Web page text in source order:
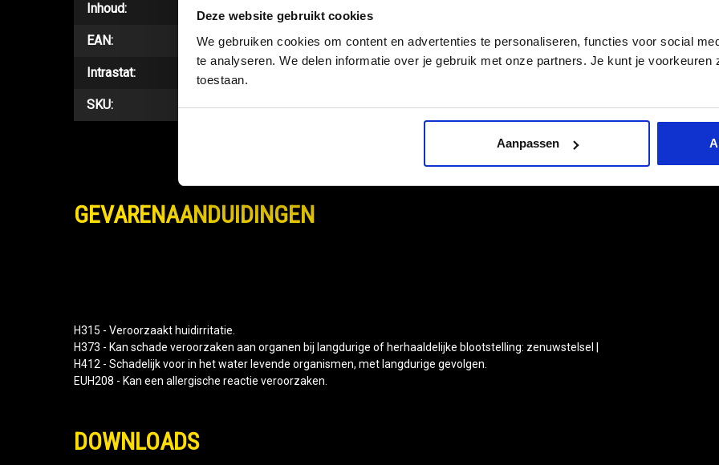
Deze website gebruikt cookies
We gebruiken cookies om content en advertenties te personaliseren, functies voor social
te analyseren. We delen informatie over je gebruik met onze partners. Je kunt je voorkeuren
toestaan.
Aanpassen
Inhoud:
EAN: 0070382800604
Intrastat: 34053000
SKU: 79.00.G17216
GEVARENAANDUIDINGEN
H315 - Veroorzaakt huidirritatie.
H373 - Kan schade veroorzaken aan organen bij langdurige of herhaaldelijke blootstelling: zenuwstelsel |
H412 - Schadelijk voor in het water levende organismen, met langdurige gevolgen.
EUH208 - Kan een allergische reactie veroorzaken.
DOWNLOADS